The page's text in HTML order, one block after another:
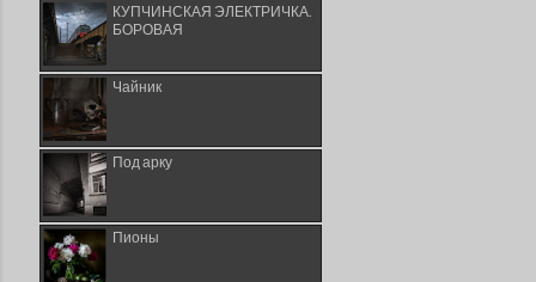
КУПЧИНСКАЯ ЭЛЕКТРИЧКА.
БОРОВАЯ
Чайник
Под арку
Пионы